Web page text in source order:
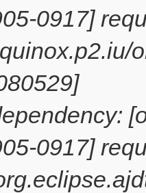
0917]
0917]